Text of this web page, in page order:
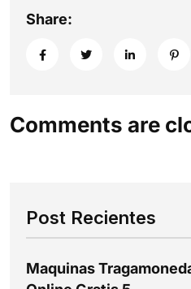
Share:
Comments are
Post Recientes
Maquinas